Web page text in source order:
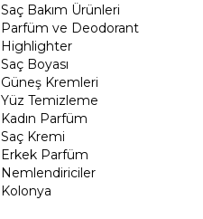
Saç Bakım Ürünleri
Parfüm ve Deodorant
Highlighter
Saç Boyası
Güneş Kremleri
Yüz Temizleme
Kadın Parfüm
Saç Kremi
Erkek Parfüm
Nemlendiriciler
Kolonya